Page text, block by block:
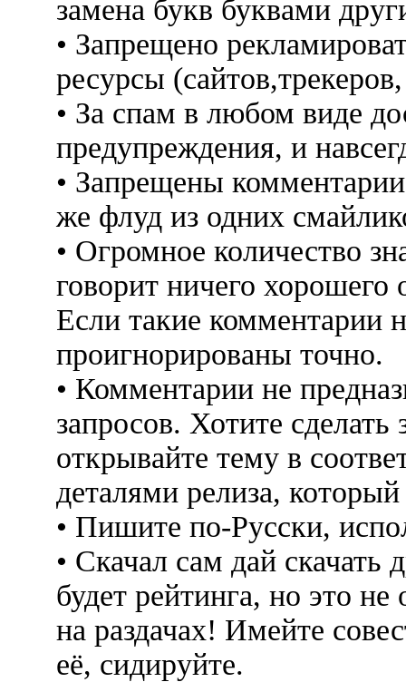
замена букв буквами
• Запрещено
ресурсы
• За спам в любом виде
предупреждения, и
• Запрещены
же флуд из одних
• Огромное количество
говорит ничего
Если такие комментарии
проигнорированы точно.
• Комментарии не
запросов. Хотите
открывайте тему в
деталями релиза,
• Пишите по-Русски,
• Скачал сам дай скачать
будет рейтинга, но это не
на раздачах! Имейте
её, сидируйте.